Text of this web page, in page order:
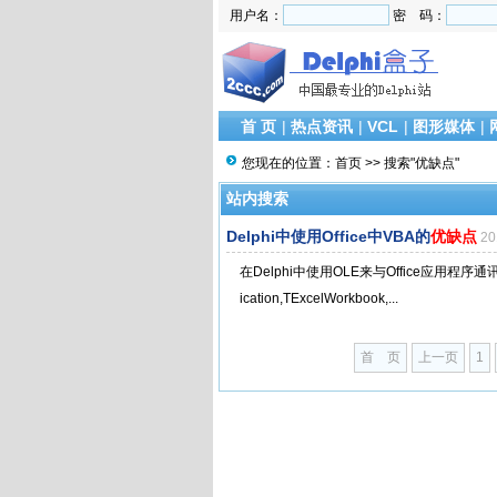
用户名： 密 码：
首 页 | 热点资讯 | VCL | 图形媒体 |
您现在的位置： 首页 >> 搜索"优缺点"
站内搜索
Delphi中使用Office中VBA的优缺点
在Delphi中使用OLE来与Office应用程序通
ication,TExcelWorkbook,...
首 页 上一页 1